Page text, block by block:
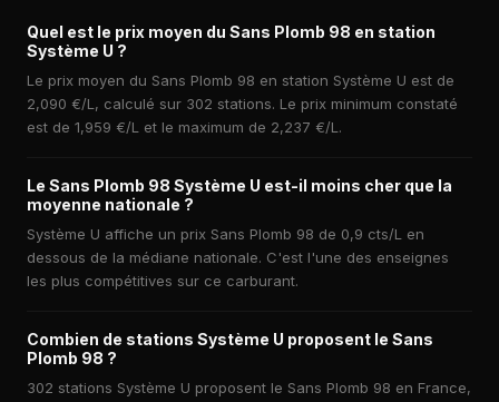
Quel est le prix moyen du Sans Plomb 98 en station
Système U ?
Le prix moyen du Sans Plomb 98 en station Système U est de
2,090 €/L, calculé sur 302 stations. Le prix minimum constaté
est de 1,959 €/L et le maximum de 2,237 €/L.
Le Sans Plomb 98 Système U est-il moins cher que la
moyenne nationale ?
Système U affiche un prix Sans Plomb 98 de 0,9 cts/L en
dessous de la médiane nationale. C'est l'une des enseignes
les plus compétitives sur ce carburant.
Combien de stations Système U proposent le Sans
Plomb 98 ?
302 stations Système U proposent le Sans Plomb 98 en France,